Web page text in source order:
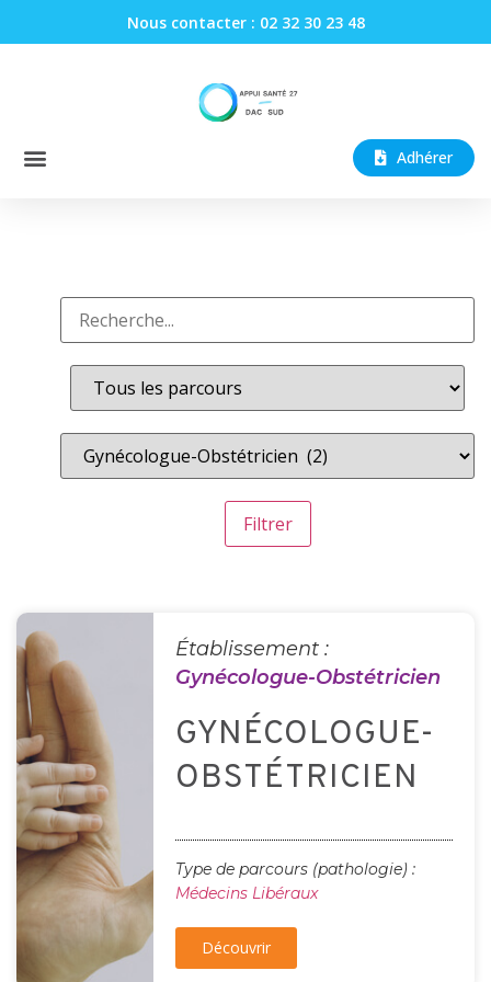
Nous contacter : 02 32 30 23 48
Adhérer
Établissement :
Gynécologue-Obstétricien
GYNÉCOLOGUE-
OBSTÉTRICIEN
Type de parcours (pathologie) :
Médecins Libéraux
Découvrir